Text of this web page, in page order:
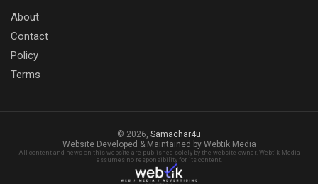
About
Contact
Policy
Terms
© 2026, Samachar4u
Website Developed & Maintained by Webtik Media
All content and news on this website are published solely by the website owner. Webtik Media
assumes no responsibility for its content.